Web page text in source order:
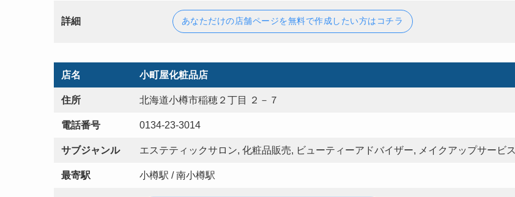
詳細 あなただけの店舗ページを無料で作成したい方はコチラ
店名 小町屋化粧品店
住所 北海道小樽市稲穂２丁目 ２－７
電話番号 0134-23-3014
サブジャンル エステティックサロン, 化粧品販売, ビューティーアドバイザー, メイクアップサービス
最寄駅 小樽駅 / 南小樽駅